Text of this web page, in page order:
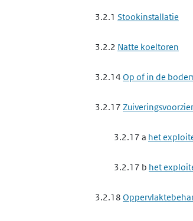
3.2.1 Stookinstallatie
3.2.2 Natte koeltoren
3.2.14 Op of in de
3.2.17
3.2.17 a het
3.2.17 b het
3.2.18